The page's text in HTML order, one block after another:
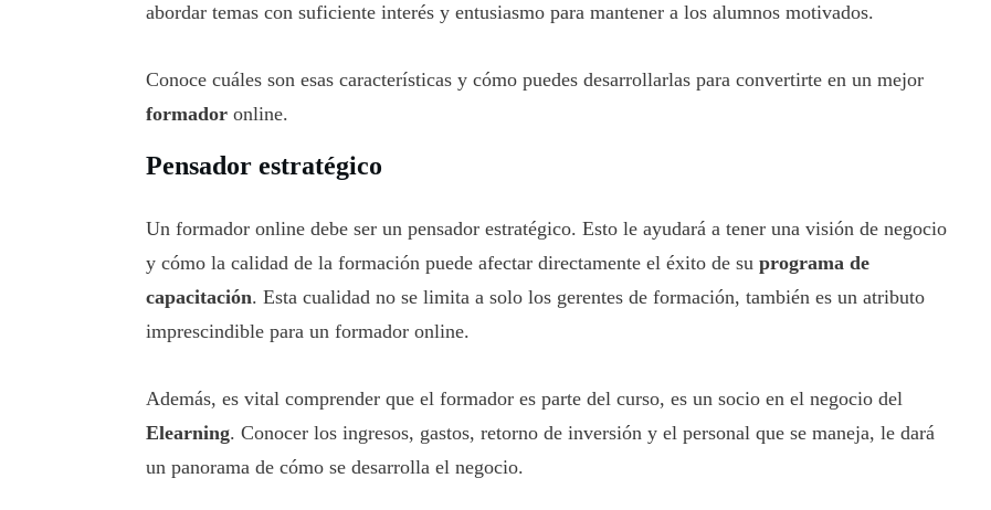
abordar temas con suficiente interés y entusiasmo para mantener a los alumnos motivados.
Conoce cuáles son esas características y cómo puedes desarrollarlas para convertirte en un mejor
formador online.
Pensador estratégico
Un formador online debe ser un pensador estratégico. Esto le ayudará a tener una visión de negocio
y cómo la calidad de la formación puede afectar directamente el éxito de su programa de
capacitación. Esta cualidad no se limita a solo los gerentes de formación, también es un atributo
imprescindible para un formador online.
Además, es vital comprender que el formador es parte del curso, es un socio en el negocio del
Elearning. Conocer los ingresos, gastos, retorno de inversión y el personal que se maneja, le dará
un panorama de cómo se desarrolla el negocio.